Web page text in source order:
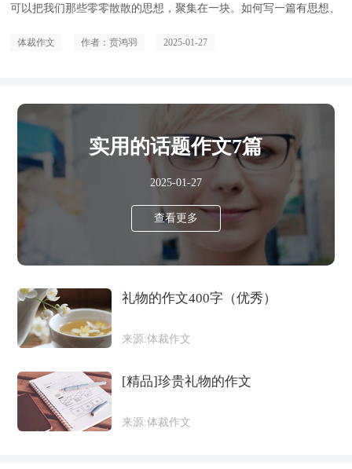
可以把我们那些零零散散的思想，聚集在一块。如何写一篇有思想、
体裁作文 作者：贲鸿羽 2025-01-27
实用的话题作文7篇
2025-01-27
查看更多
礼物的作文400字（优秀）
来源:体裁作文
[精品]珍贵礼物的作文
来源:体裁作文